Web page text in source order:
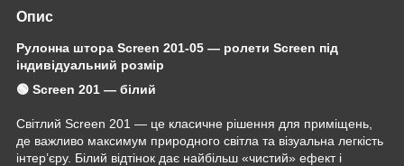
Опис
Рулонна штора Screen 201-05 — ролети Screen під
індивідуальний розмір
🟢 Screen 201 — білий
Світлий Screen 201 — це класичне рішення для приміщень,
де важливо максимум природного світла та візуальна легкість
інтер’єру. Білий відтінок дає найбільш «чистий» ефект і